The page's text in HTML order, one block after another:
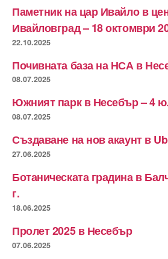
Паметник на цар Ивайло в
Ивайловград – 18 октомври
22.10.2025
Почивната база на НСА в
08.07.2025
Южният парк в Несебър – 4
08.07.2025
Създаване на нов акаунт в
27.06.2025
Ботаническата градина в
г.
18.06.2025
Пролет 2025 в Несебър
07.06.2025